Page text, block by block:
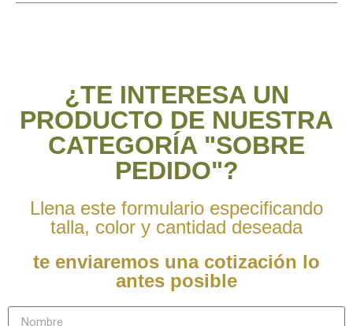
¿TE INTERESA UN
PRODUCTO DE NUESTRA
CATEGORÍA "SOBRE
PEDIDO"?
Llena este formulario especificando
talla, color y cantidad deseada
te enviaremos una cotización lo
antes posible